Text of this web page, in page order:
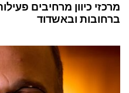
מרכזי כיוון מרחיבים
ברחובות ובאשדוד